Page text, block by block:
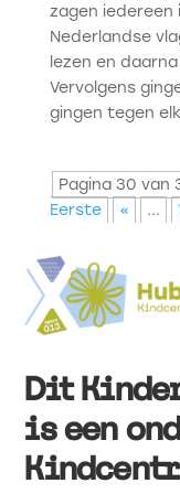
zagen iedereen
Nederlandse
lezen en
Vervolgens
gingen tegen
Pagina 30 van
Eerste
« ...
Dit
is een